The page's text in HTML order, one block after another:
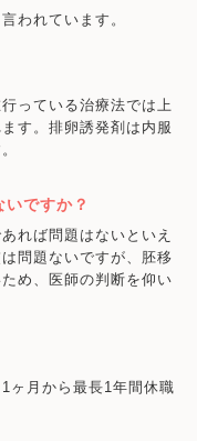
われています。
っている治療法では上
す。排卵誘発剤は内服
ですか？
れば問題はないといえ
問題ないですが、胚移
め、医師の判断を仰い
ヶ月から最長1年間休職